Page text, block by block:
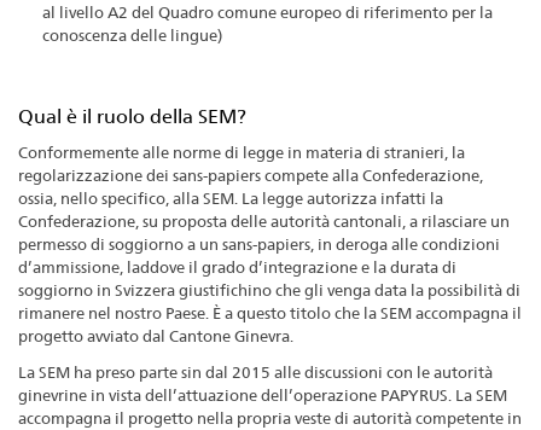
al livello A2 del Quadro comune europeo di riferimento per la
conoscenza delle lingue)
Qual è il ruolo della SEM?
Conformemente alle norme di legge in materia di stranieri, la
regolarizzazione dei sans-papiers compete alla Confederazione,
ossia, nello specifico, alla SEM. La legge autorizza infatti la
Confederazione, su proposta delle autorità cantonali, a rilasciare un
permesso di soggiorno a un sans-papiers, in deroga alle condizioni
d’ammissione, laddove il grado d’integrazione e la durata di
soggiorno in Svizzera giustifichino che gli venga data la possibilità di
rimanere nel nostro Paese. È a questo titolo che la SEM accompagna il
progetto avviato dal Cantone Ginevra.
La SEM ha preso parte sin dal 2015 alle discussioni con le autorità
ginevrine in vista dell’attuazione dell’operazione PAPYRUS. La SEM
accompagna il progetto nella propria veste di autorità competente in